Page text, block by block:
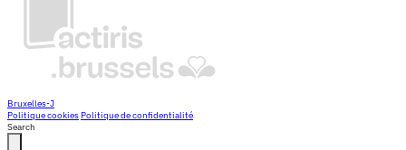
Bruxelles-J
Politique cookies Politique de confidentialité
Search